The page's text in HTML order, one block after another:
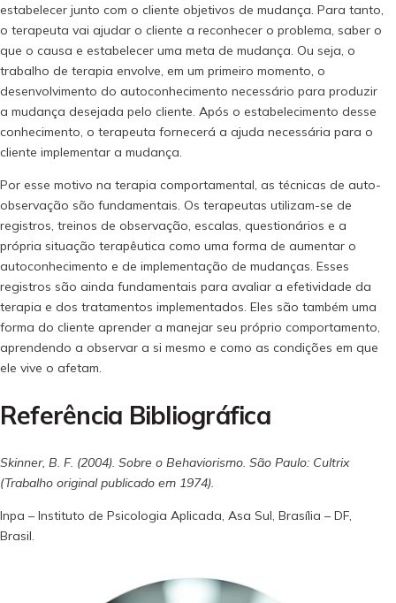
estabelecer junto com o cliente objetivos de mudança. Para tanto,
o terapeuta vai ajudar o cliente a reconhecer o problema, saber o
que o causa e estabelecer uma meta de mudança. Ou seja, o
trabalho de terapia envolve, em um primeiro momento, o
desenvolvimento do autoconhecimento necessário para produzir
a mudança desejada pelo cliente. Após o estabelecimento desse
conhecimento, o terapeuta fornecerá a ajuda necessária para o
cliente implementar a mudança.
Por esse motivo na terapia comportamental, as técnicas de auto-
observação são fundamentais. Os terapeutas utilizam-se de
registros, treinos de observação, escalas, questionários e a
própria situação terapêutica como uma forma de aumentar o
autoconhecimento e de implementação de mudanças. Esses
registros são ainda fundamentais para avaliar a efetividade da
terapia e dos tratamentos implementados. Eles são também uma
forma do cliente aprender a manejar seu próprio comportamento,
aprendendo a observar a si mesmo e como as condições em que
ele vive o afetam.
Referência Bibliográfica
Skinner, B. F. (2004). Sobre o Behaviorismo. São Paulo: Cultrix
(Trabalho original publicado em 1974).
Inpa – Instituto de Psicologia Aplicada, Asa Sul, Brasília – DF,
Brasil.